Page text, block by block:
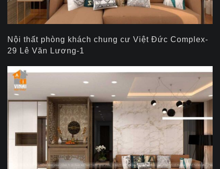
Nội thất phòng khách chung cư Việt Đức Complex-
29 Lê Văn Lương-1